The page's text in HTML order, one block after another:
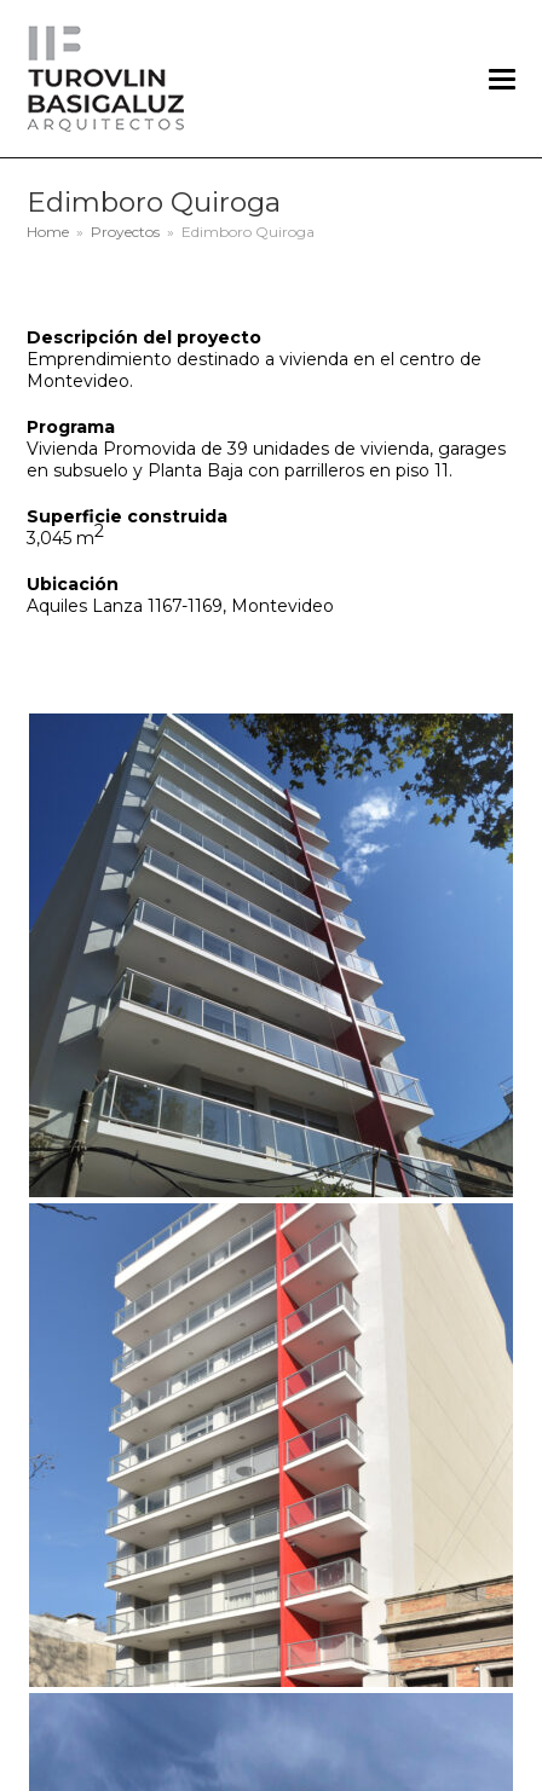
Edimboro Quiroga
Home » Proyectos » Edimboro Quiroga
Descripción del proyecto
Emprendimiento destinado a vivienda en el centro de
Montevideo.
Programa
Vivienda Promovida de 39 unidades de vivienda, garages
en subsuelo y Planta Baja con parrilleros en piso 11.
Superficie construida
3,045 m2
Ubicación
Aquiles Lanza 1167-1169, Montevideo